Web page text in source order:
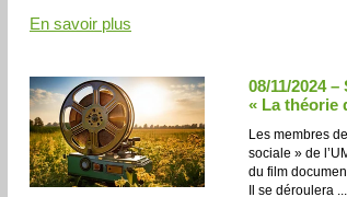
En savoir plus
08/11/2024
« La théorie
Les membres
sociale » de
du film
Il se déroulera ...